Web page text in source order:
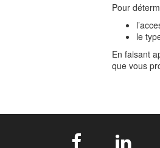
Pour
le
En faisant
que vous